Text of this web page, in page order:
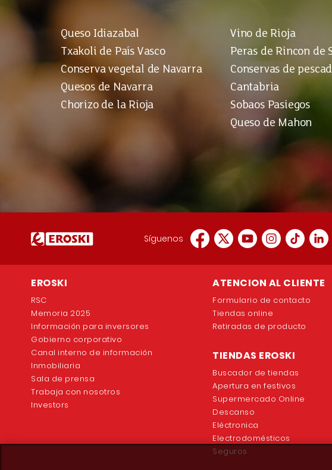
Queso Idiazabal
Txakoli de País Vasco
Conserva vegetal de Navarra
Quesos de Navarra
Chorizo de la Rioja
Vino de Rioja
Peras de Rincon de
Conservas de
Cantabria
Sobaos Pasiegos
Queso de Mahon
Síguenos
EROSKI
RSC
Memoria 2025
Información para inversores
Gobierno corporativo
Canal interno de información
Inmobiliaria
Sala de prensa
Trabaja con nosotros
Investors
ATENCION AL CLIENTE
Formulario de contacto
Tiendas online
Retiradas de producto
TIENDAS EROSKI
Buscador de tiendas
Apertura en festivos
Supermercado Online
Descanso
Eléctronica
Electrodomésticos
Seguros